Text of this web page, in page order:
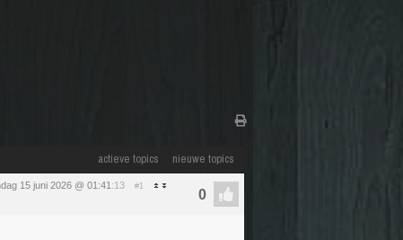
actieve topics nieuwe topics
15 juni 2026 @ 01:41 :13 #1